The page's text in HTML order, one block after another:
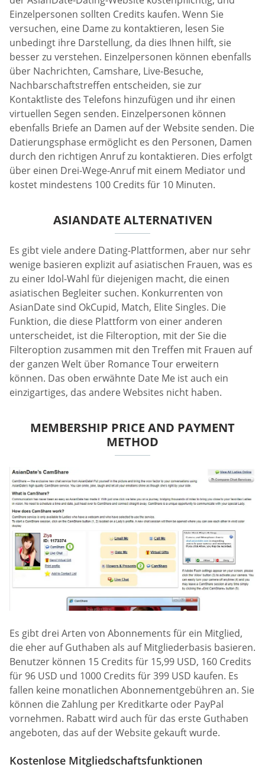
Einzelpersonen sollten Credits kaufen. Wenn Sie
versuchen, eine Dame zu kontaktieren, lesen Sie
unbedingt ihre Darstellung, da dies Ihnen hilft, sie
besser zu verstehen. Einzelpersonen können ebenfalls
über Nachrichten, Camshare, Live-Besuche,
Nachbarschaftstreffen entscheiden, sie zur
Kontaktliste des Telefons hinzufügen und ihr einen
virtuellen Segen senden. Einzelpersonen können
ebenfalls Briefe an Damen auf der Website senden. Die
Datierungsphase ermöglicht es den Personen, Damen
durch den richtigen Anruf zu kontaktieren. Dies erfolgt
über einen Drei-Wege-Anruf mit einem Mediator und
kostet mindestens 100 Credits für 10 Minuten.
ASIANDATE ALTERNATIVEN
Es gibt viele andere Dating-Plattformen, aber nur sehr
wenige basieren explizit auf asiatischen Frauen, was es
zu einer Idol-Wahl für diejenigen macht, die einen
asiatischen Begleiter suchen. Konkurrenten von
AsianDate sind OkCupid, Match, Elite Singles. Die
Funktion, die diese Plattform von einer anderen
unterscheidet, ist die Filteroption, mit der Sie die
Filteroption zusammen mit den Treffen mit Frauen auf
der ganzen Welt über Romance Tour erweitern
können. Das oben erwähnte Date Me ist auch ein
einzigartiges, das andere Websites nicht haben.
MEMBERSHIP PRICE AND PAYMENT
METHOD
Es gibt drei Arten von Abonnements für ein Mitglied,
die eher auf Guthaben als auf Mitgliederbasis basieren.
Benutzer können 15 Credits für 15,99 USD, 160 Credits
für 96 USD und 1000 Credits für 399 USD kaufen. Es
fallen keine monatlichen Abonnementgebühren an. Sie
können die Zahlung per Kreditkarte oder PayPal
vornehmen. Rabatt wird auch für das erste Guthaben
angeboten, das auf der Website gekauft wurde.
Kostenlose Mitgliedschaftsfunktionen